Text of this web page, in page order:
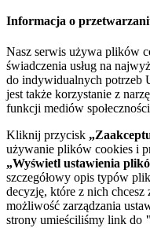
Informacja o
Nasz serwis używa plików
świadczenia usług na
do indywidualnych potrzeb
jest także korzystanie z
funkcji mediów
Kliknij przycisk
używanie plików cookies i
„Wyświetl ustawienia
szczegółowy opis typów
decyzję, które z nich
możliwość zarządzania
strony umieściliśmy link do